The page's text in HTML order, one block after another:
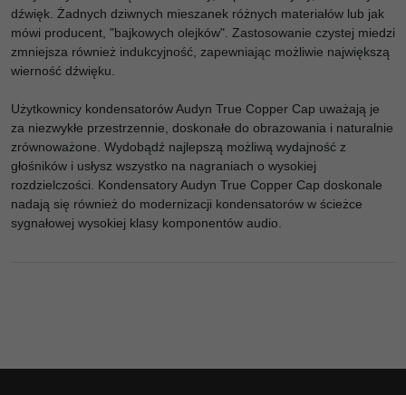
dźwięk. Żadnych dziwnych mieszanek różnych materiałów lub jak
mówi producent, "bajkowych olejków". Zastosowanie czystej miedzi
zmniejsza również indukcyjność, zapewniając możliwie największą
wierność dźwięku.
Użytkownicy kondensatorów Audyn True Copper Cap uważają je
za niezwykłe przestrzennie, doskonałe do obrazowania i naturalnie
zrównoważone. Wydobądź najlepszą możliwą wydajność z
głośników i usłysz wszystko na nagraniach o wysokiej
rozdzielczości. Kondensatory Audyn True Copper Cap doskonale
nadają się również do modernizacji kondensatorów w ścieżce
sygnałowej wysokiej klasy komponentów audio.